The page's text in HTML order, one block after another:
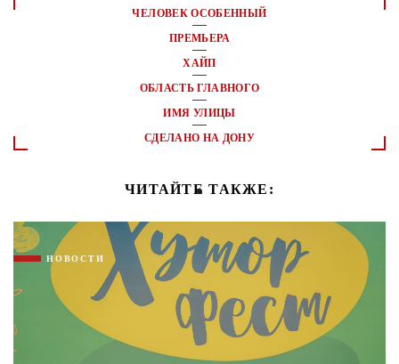
ЧЕЛОВЕК ОСОБЕННЫЙ
ПРЕМЬЕРА
ХАЙП
ОБЛАСТЬ ГЛАВНОГО
ИМЯ УЛИЦЫ
СДЕЛАНО НА ДОНУ
ЧИТАЙТЕ ТАКЖЕ:
НОВОСТИ